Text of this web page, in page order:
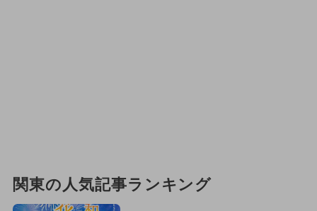
関東の人気記事ランキング